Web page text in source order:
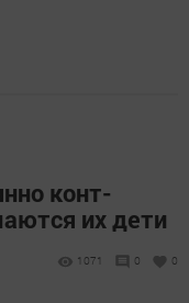
конт­
их дети
1071 0 0